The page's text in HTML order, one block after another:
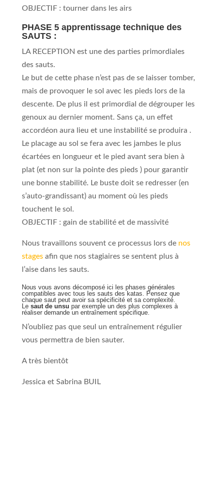
OBJECTIF : tourner dans les airs
PHASE 5 apprentissage technique des
SAUTS :
LA RECEPTION est une des parties primordiales
des sauts.
Le but de cette phase n’est pas de se laisser tomber,
mais de provoquer le sol avec les pieds lors de la
descente. De plus il est primordial de dégrouper les
genoux au dernier moment. Sans ça, un effet
accordéon aura lieu et une instabilité se produira .
Le placage au sol se fera avec les jambes le plus
écartées en longueur et le pied avant sera bien à
plat (et non sur la pointe des pieds ) pour garantir
une bonne stabilité. Le buste doit se redresser (en
s’auto-grandissant) au moment où les pieds
touchent le sol.
OBJECTIF : gain de stabilité et de massivité
Nous travaillons souvent ce processus lors de nos
stagesafin que nos stagiaires se sentent plus à
l’aise dans les sauts.
Nous vous avons décomposé ici les phases générales
compatibles avec tous les sauts des katas. Pensez que
chaque saut peut avoir sa spécificité et sa complexité.
Le saut de unsu par exemple un des plus complexes à
réaliser demande un entraînement spécifique.
N’oubliez pas que seul un entraînement régulier
vous permettra de bien sauter.
A très bientôt
Jessica et Sabrina BUIL